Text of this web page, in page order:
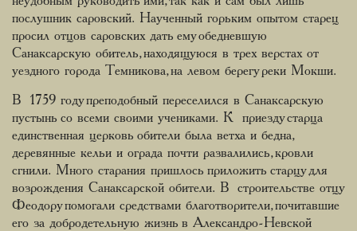
послушник саровский. Наученный горьким опытом старец
просил отцов саровских дать ему обедневшую
Санаксарскую обитель, находящуюся в трех верстах от
уездного города Темникова, на левом берегу реки Мокши.
В 1759 году преподобный переселился в Санаксарскую
пустынь со всеми своими учениками. К приезду старца
единственная церковь обители была ветха и бедна,
деревянные кельи и ограда почти развалились, кровли
сгнили. Много старания пришлось приложить старцу для
возрождения Санаксарской обители. В строительстве отцу
Феодору помогали средствами благотворители, почитавшие
его за добродетельную жизнь в Александро-Невской